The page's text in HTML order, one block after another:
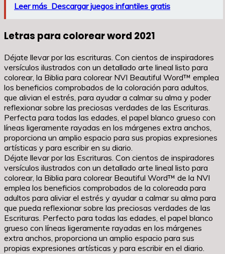
Leer más Descargar juegos infantiles gratis
Letras para colorear word 2021
Déjate llevar por las escrituras. Con cientos de inspiradores
versículos ilustrados con un detallado arte lineal listo para
colorear, la Biblia para colorear NVI Beautiful Word™ emplea
los beneficios comprobados de la coloración para adultos,
que alivian el estrés, para ayudar a calmar su alma y poder
reflexionar sobre las preciosas verdades de las Escrituras.
Perfecta para todas las edades, el papel blanco grueso con
líneas ligeramente rayadas en los márgenes extra anchos,
proporciona un amplio espacio para sus propias expresiones
artísticas y para escribir en su diario.
Déjate llevar por las Escrituras. Con cientos de inspiradores
versículos ilustrados con un detallado arte lineal listo para
colorear, la Biblia para colorear Beautiful Word™ de la NVI
emplea los beneficios comprobados de la coloreada para
adultos para aliviar el estrés y ayudar a calmar su alma para
que pueda reflexionar sobre las preciosas verdades de las
Escrituras. Perfecto para todas las edades, el papel blanco
grueso con líneas ligeramente rayadas en los márgenes
extra anchos, proporciona un amplio espacio para sus
propias expresiones artísticas y para escribir en el diario.